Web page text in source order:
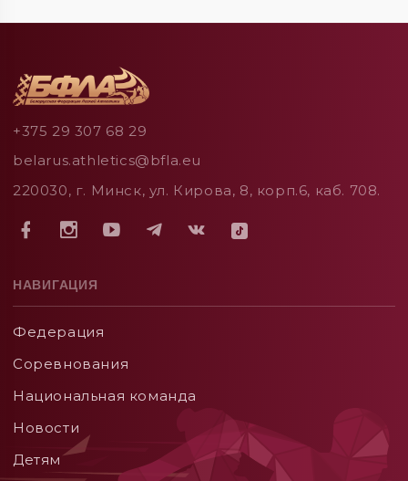
+375 29 307 68 29
belarus.athletics@bfla.eu
220030, г. Минск, ул. Кирова, 8, корп.6, каб. 708.
НАВИГАЦИЯ
Федерация
Соревнования
Национальная команда
Новости
Детям